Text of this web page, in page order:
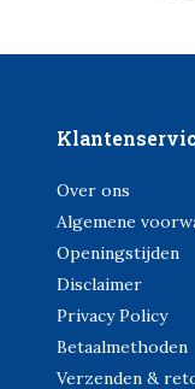
Over ons
Algemene
Openingstijden
Disclaimer
Privacy Policy
Betaalmethoden
Verzenden &